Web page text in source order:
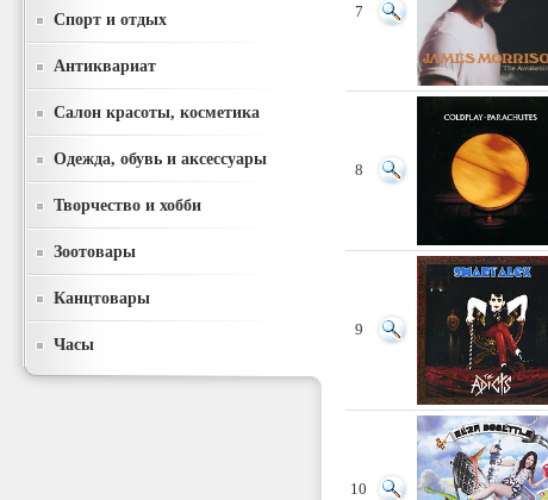
Спорт и отдых
Антиквариат
Салон красоты, косметика
Одежда, обувь и аксессуары
Творчество и хобби
Зоотовары
Канцтовары
Часы
7
8
9
10